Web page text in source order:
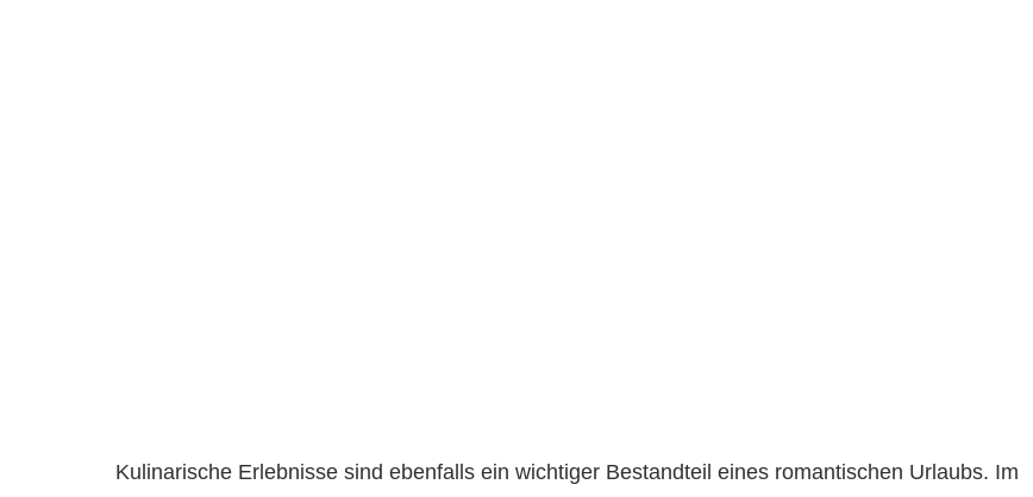
Kulinarische Erlebnisse sind ebenfalls ein wichtiger Bestandteil eines romantischen Urlaubs. Im